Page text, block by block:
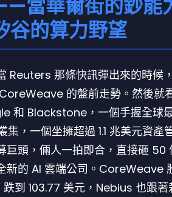
當華爾街的鈔能
谷的算力野望
Reuters 那條快訊彈出來的時候
的盤前走勢。然後就
和 Blackstone，一個手握全球
集，一個坐擁超過 1.1 兆美元資產
巨頭，倆人一拍即合，直接砸 50
新的 AI 雲端公司。CoreWeave
跌到 103.77 美元，Nebius 也跟著